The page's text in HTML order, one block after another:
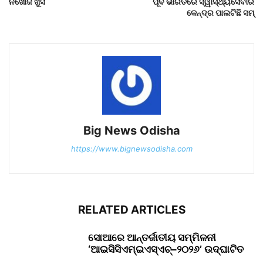
କେନ୍ଦ୍ର ପାଲଟିଛି ସମ୍‌
Big News Odisha
https://www.bignewsodisha.com
RELATED ARTICLES
ସୋଆରେ ଆନ୍ତର୍ଜାତୀୟ ସମ୍ମିଳନୀ
‘ଆଇସିସିଏମ୍‌ଇଏସ୍‌ଏଚ୍‌–୨୦୨୬’ ଉଦ୍‌ଘାଟିତ